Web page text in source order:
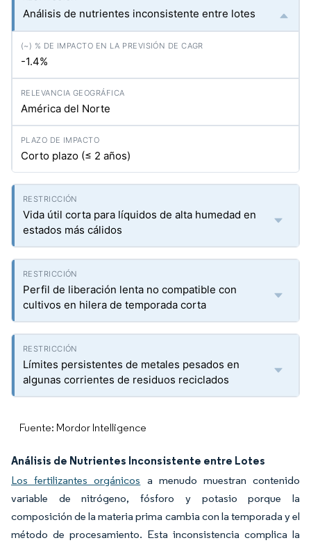
Análisis de nutrientes inconsistente entre lotes
-1.4%
América del Norte
Corto plazo (≤ 2 años)
Vida útil corta para líquidos de alta humedad en
estados más cálidos
Perfil de liberación lenta no compatible con
cultivos en hilera de temporada corta
Límites persistentes de metales pesados en
algunas corrientes de residuos reciclados
Fuente: Mordor Intelligence
Análisis de Nutrientes Inconsistente entre Lotes
Los fertilizantes orgánicos a menudo muestran contenido
variable de nitrógeno, fósforo y potasio porque la
composición de la materia prima cambia con la temporada y el
método de procesamiento. Esta inconsistencia complica la